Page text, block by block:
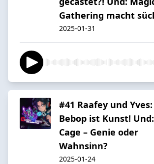
Gathering macht
2025-01-31
#41 Raafey und
Bebop ist Kunst!
Cage – Genie oder
Wahnsinn?
2025-01-24